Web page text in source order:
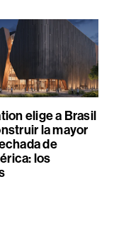
elige a Brasil
la mayor
de
los